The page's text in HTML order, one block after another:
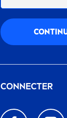
CONNECTER